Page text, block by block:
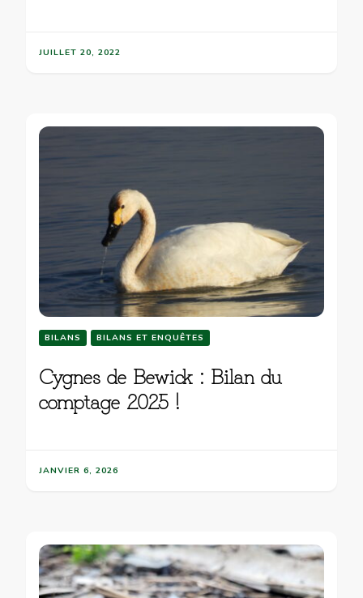
JUILLET 20, 2022
BILANS BILANS ET ENQUÊTES
Cygnes de Bewick : Bilan du
comptage 2025 !
JANVIER 6, 2026